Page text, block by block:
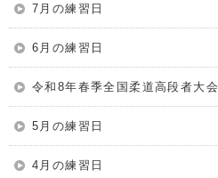
7月の練習日
6月の練習日
令和8年春季全国柔道高段者大会
5月の練習日
4月の練習日